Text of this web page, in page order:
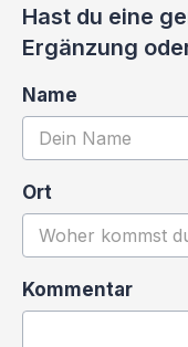
Hast du eine
Ergänzung
Name
Ort
Kommentar